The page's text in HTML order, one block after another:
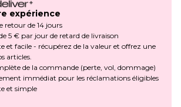
expérience
retour de 14 jours
5 € par jour de retard de livraison
et facile - récupérez de la valeur et offrez une
articles.
de la commande (perte, vol, dommage)
immédiat pour les réclamations éligibles
et simple